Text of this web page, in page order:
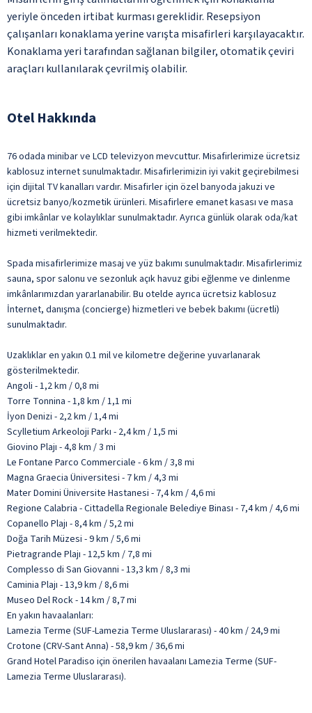
yeriyle önceden irtibat kurması gereklidir. Resepsiyon
çalışanları konaklama yerine varışta misafirleri karşılayacaktır.
Konaklama yeri tarafından sağlanan bilgiler, otomatik çeviri
araçları kullanılarak çevrilmiş olabilir.
Otel Hakkında
76 odada minibar ve LCD televizyon mevcuttur. Misafirlerimize ücretsiz
kablosuz internet sunulmaktadır. Misafirlerimizin iyi vakit geçirebilmesi
için dijital TV kanalları vardır. Misafirler için özel banyoda jakuzi ve
ücretsiz banyo/kozmetik ürünleri. Misafirlere emanet kasası ve masa
gibi imkânlar ve kolaylıklar sunulmaktadır. Ayrıca günlük olarak oda/kat
hizmeti verilmektedir.
Spada misafirlerimize masaj ve yüz bakımı sunulmaktadır. Misafirlerimiz
sauna, spor salonu ve sezonluk açık havuz gibi eğlenme ve dinlenme
imkânlarımızdan yararlanabilir. Bu otelde ayrıca ücretsiz kablosuz
İnternet, danışma (concierge) hizmetleri ve bebek bakımı (ücretli)
sunulmaktadır.
Uzaklıklar en yakın 0.1 mil ve kilometre değerine yuvarlanarak
gösterilmektedir.
Angoli - 1,2 km / 0,8 mi
Torre Tonnina - 1,8 km / 1,1 mi
İyon Denizi - 2,2 km / 1,4 mi
Scylletium Arkeoloji Parkı - 2,4 km / 1,5 mi
Giovino Plajı - 4,8 km / 3 mi
Le Fontane Parco Commerciale - 6 km / 3,8 mi
Magna Graecia Üniversitesi - 7 km / 4,3 mi
Mater Domini Üniversite Hastanesi - 7,4 km / 4,6 mi
Regione Calabria - Cittadella Regionale Belediye Binası - 7,4 km / 4,6 mi
Copanello Plajı - 8,4 km / 5,2 mi
Doğa Tarih Müzesi - 9 km / 5,6 mi
Pietragrande Plajı - 12,5 km / 7,8 mi
Complesso di San Giovanni - 13,3 km / 8,3 mi
Caminia Plajı - 13,9 km / 8,6 mi
Museo Del Rock - 14 km / 8,7 mi
En yakın havaalanları:
Lamezia Terme (SUF-Lamezia Terme Uluslararası) - 40 km / 24,9 mi
Crotone (CRV-Sant Anna) - 58,9 km / 36,6 mi
Grand Hotel Paradiso için önerilen havaalanı Lamezia Terme (SUF-
Lamezia Terme Uluslararası).